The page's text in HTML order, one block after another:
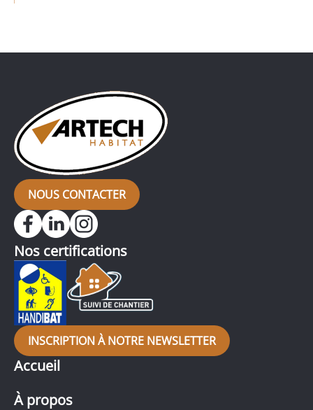
NOUS CONTACTER
Accueil
À propos
Nos certifications
INSCRIPTION À NOTRE NEWSLETTER